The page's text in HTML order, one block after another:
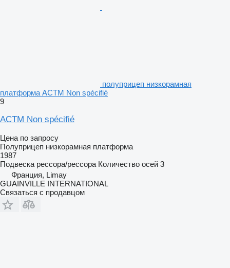
полуприцеп низкорамная
платформа ACTM Non spécifié
9
ACTM Non spécifié
Цена по запросу
Полуприцеп низкорамная платформа
1987
Подвеска рессора/рессора Количество осей 3
Франция, Limay
GUAINVILLE INTERNATIONAL
Связаться с продавцом